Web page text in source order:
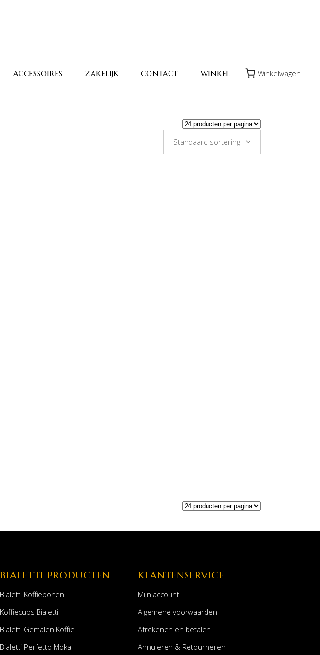
ACCESSOIRES ZAKELIJK CONTACT WINKEL Winkelwagen
Standaard sortering
BIALETTI PRODUCTEN
Bialetti Koffiebonen
Koffiecups Bialetti
Bialetti Gemalen Koffie
Bialetti Perfetto Moka
KLANTENSERVICE
Mijn account
Algemene voorwaarden
Afrekenen en betalen
Annuleren & Retourneren